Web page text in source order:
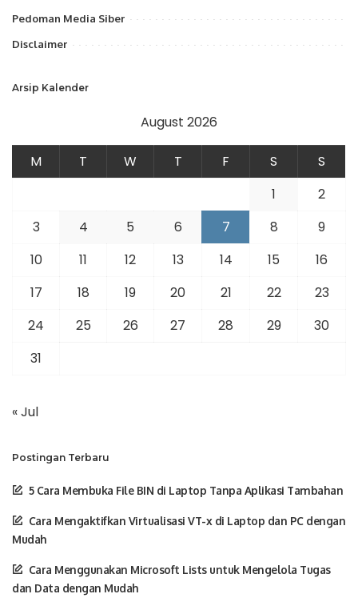
Pedoman Media Siber
Disclaimer
Arsip Kalender
August 2026
M T W T F S
S
1
2
3
4 5 6 7 8
9
10
11 12 13 14 15
16
17
18 19 20 21 22
23
24
25 26 27 28 29
30
31
« Jul
Postingan Terbaru
5 Cara Membuka File BIN di Laptop Tanpa Aplikasi Tambahan
Cara Mengaktifkan Virtualisasi VT-x di Laptop dan PC dengan
Mudah
Cara Menggunakan Microsoft Lists untuk Mengelola Tugas
dan Data dengan Mudah